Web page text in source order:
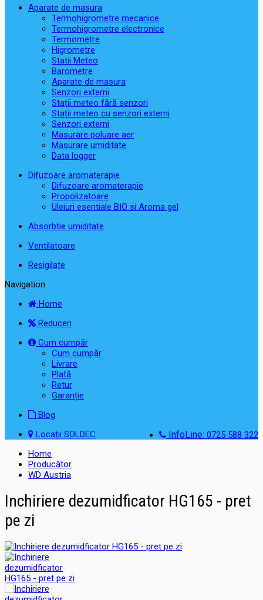
Aparate de masura
Termohigrometre mecanice
Termohigrometre electronice
Termometre
Higrometre
Statii Meteo
Barometre
Aparate de masura
Senzori externi
Stații meteo fără senzori
Stații meteo cu senzori externi
Senzori externi
Masurare poluare aer
Masurare umiditate
Data logger
Difuzoare aromaterapie
Difuzoare aromaterapie
Propolizatoare
Uleiuri esentiale BIO si Aroma gel
Absorbtie umiditate
Ventilatoare
Resigilate
Navigation
Home
Reduceri
Cum cumpăr
Cum cumpăr
Livrare
Plată
Retur
Garanție
Blog
InfoLine: 0725 588 322
Locații SOLDEC
Home
Producător
WD Austria
Inchiriere dezumidficator HG165 - pret
pe zi